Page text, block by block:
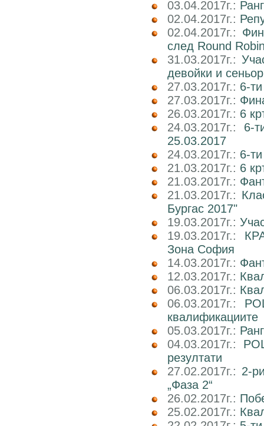
03.04.2017г.:
02.04.2017г.:
02.04.2017г.:
след Round
31.03.2017г.:
девойки и
27.03.2017г.: 6-
27.03.2017г.:
26.03.2017г.: 6
24.03.2017г.: 6-
25.03.2017
24.03.2017г.: 6-
21.03.2017г.: 6
21.03.2017г.:
21.03.2017г.:
Бургас 2017"
19.03.2017г.:
19.03.2017г.:
Зона София
14.03.2017г.:
12.03.2017г.:
06.03.2017г.:
06.03.2017г.:
квалификациите
05.03.2017г.:
04.03.2017г.:
резултати
27.02.2017г.: 2-
„Фаза 2“
26.02.2017г.:
25.02.2017г.: